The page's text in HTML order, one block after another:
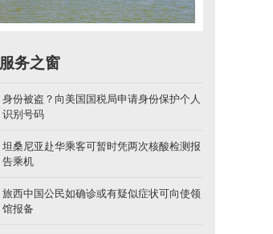
服务之窗
身份被盗？向美国国税局申请身份保护个人
识别号码
坦桑尼亚赴华乘客可暂时凭两次核酸检测报
告乘机
旅西中国公民如确诊或有疑似症状可向使领
馆报备